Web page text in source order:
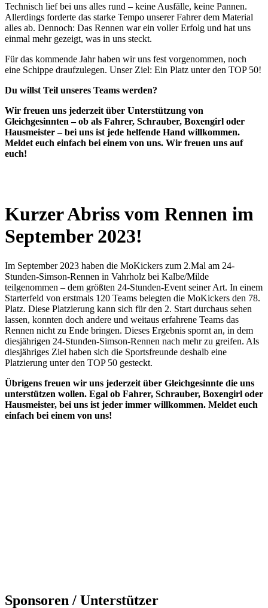
Technisch lief bei uns alles rund – keine Ausfälle, keine Pannen.
Allerdings forderte das starke Tempo unserer Fahrer dem Material
alles ab. Dennoch: Das Rennen war ein voller Erfolg und hat uns
einmal mehr gezeigt, was in uns steckt.
Für das kommende Jahr haben wir uns fest vorgenommen, noch
eine Schippe draufzulegen. Unser Ziel: Ein Platz unter den TOP 50!
Du willst Teil unseres Teams werden?
Wir freuen uns jederzeit über Unterstützung von
Gleichgesinnten – ob als Fahrer, Schrauber, Boxengirl oder
Hausmeister – bei uns ist jede helfende Hand willkommen.
Meldet euch einfach bei einem von uns. Wir freuen uns auf
euch!
Kurzer Abriss vom Rennen im
September 2023!
Im September 2023 haben die MoKickers zum 2.Mal am 24-
Stunden-Simson-Rennen in Vahrholz bei Kalbe/Milde
teilgenommen – dem größten 24-Stunden-Event seiner Art. In einem
Starterfeld von erstmals 120 Teams belegten die MoKickers den 78.
Platz. Diese Platzierung kann sich für den 2. Start durchaus sehen
lassen, konnten doch andere und weitaus erfahrene Teams das
Rennen nicht zu Ende bringen. Dieses Ergebnis spornt an, in dem
diesjährigen 24-Stunden-Simson-Rennen nach mehr zu greifen. Als
diesjähriges Ziel haben sich die Sportsfreunde deshalb eine
Platzierung unter den TOP 50 gesteckt.
Übrigens freuen wir uns jederzeit über Gleichgesinnte die uns
unterstützen wollen. Egal ob Fahrer, Schrauber, Boxengirl oder
Hausmeister, bei uns ist jeder immer willkommen. Meldet euch
einfach bei einem von uns!
Sponsoren / Unterstützer